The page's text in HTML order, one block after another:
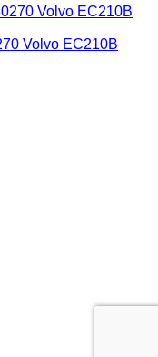
Volvo ЕС210B